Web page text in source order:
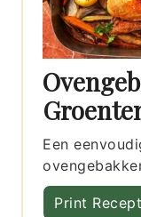
Een
Print Recept